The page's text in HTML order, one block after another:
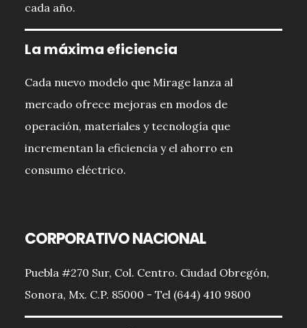
cada año.
La máxima eficiencia
Cada nuevo modelo que Mirage lanza al
mercado ofrece mejoras en modos de
operación, materiales y tecnología que
incrementan la eficiencia y el ahorro en
consumo eléctrico.
CORPORATIVO NACIONAL
Puebla #270 Sur, Col. Centro. Ciudad Obregón,
Sonora, Mx. C.P. 85000 - Tel (644) 410 9800